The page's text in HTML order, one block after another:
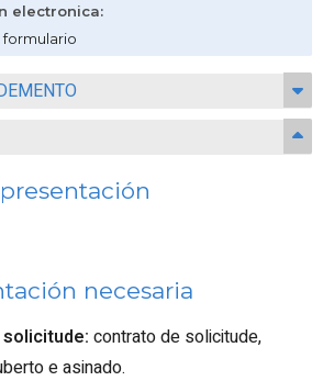
electronica:
necesaria
contrato de solicitude,
e asinado.